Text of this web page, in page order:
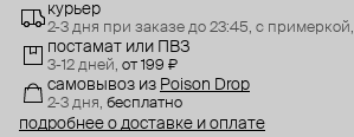
курьер
2-3 дня при заказе до 23:45, с примеркой,
постамат или ПВЗ
3-12 дней, от 199 ₽
самовывоз из Poison Drop
2-3 дня, бесплатно
подробнее о доставке и оплате